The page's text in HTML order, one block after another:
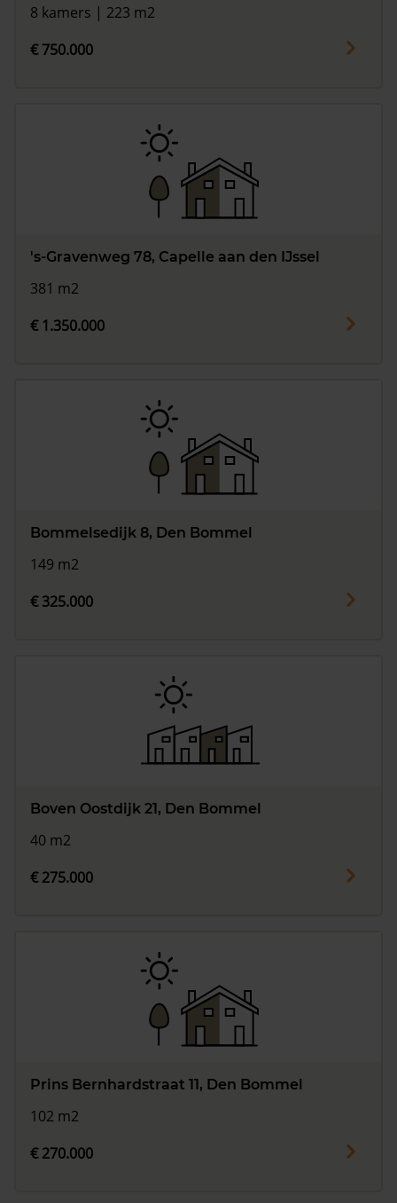
8 kamers | 223 m2
€ 750.000
's-Gravenweg 78, Capelle aan den IJssel
381 m2
€ 1.350.000
Bommelsedijk 8, Den Bommel
149 m2
€ 325.000
Boven Oostdijk 21, Den Bommel
40 m2
€ 275.000
Prins Bernhardstraat 11, Den Bommel
102 m2
€ 270.000